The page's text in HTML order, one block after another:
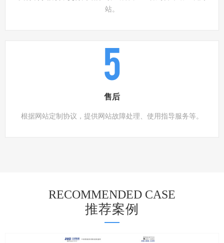
站。
5
售后
根据网站定制协议，提供网站故障处理、使用指导服务等。
RECOMMENDED CASE
推荐案例